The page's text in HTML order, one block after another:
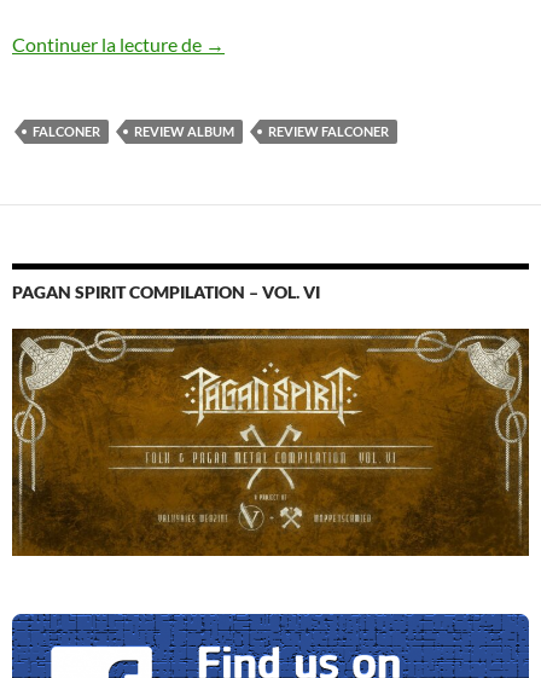
Continuer la lecture de Falconer – Falconer
→
FALCONER REVIEW ALBUM REVIEW FALCONER
PAGAN SPIRIT COMPILATION – VOL. VI